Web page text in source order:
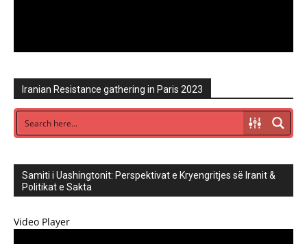
Iranian Resistance gathering in Paris 2023
Samiti i Uashingtonit: Perspektivat e Kryengritjes së Iranit &
Politikat e Sakta
Video Player